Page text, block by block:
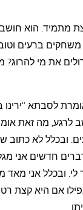
מתמיד. הוא חושב
ברעים
את מי
לסבתא "ירינו
לרגע, מה זאת
ובכלל לא כתוב
חדשים אני
לי. ובכלל אני
אם היא קצת